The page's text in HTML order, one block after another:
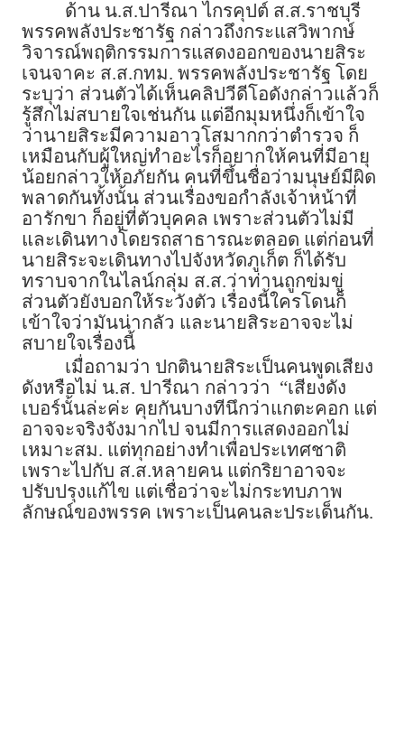
ด้าน น.ส.ปารีณา ไกรคุปต์ ส.ส.ราชบุรี
พรรคพลังประชารัฐ กล่าวถึงกระแสวิพากษ์
วิจารณ์พฤติกรรมการแสดงออกของนายสิระ
เจนจาคะ ส.ส.กทม. พรรคพลังประชารัฐ โดย
ระบุว่า ส่วนตัวได้เห็นคลิปวีดีโอดังกล่าวแล้วก็
รู้สึกไม่สบายใจเช่นกัน แต่อีกมุมหนึ่งก็เข้าใจ
ว่านายสิระมีความอาวุโสมากกว่าตำรวจ ก็
เหมือนกับผู้ใหญ่ทำอะไรก็อยากให้คนที่มีอายุ
น้อยกล่าวให้อภัยกัน คนที่ขึ้นชื่อว่ามนุษย์มีผิด
พลาดกันทั้งนั้น ส่วนเรื่องขอกำลังเจ้าหน้าที่
อารักขา ก็อยู่ที่ตัวบุคคล เพราะส่วนตัวไม่มี
และเดินทางโดยรถสาธารณะตลอด แต่ก่อนที่
นายสิระจะเดินทางไปจังหวัดภูเก็ต ก็ได้รับ
ทราบจากในไลน์กลุ่ม ส.ส.ว่าท่านถูกข่มขู่
ส่วนตัวยังบอกให้ระวังตัว เรื่องนี้ใครโดนก็
เข้าใจว่ามันน่ากลัว และนายสิระอาจจะไม่
สบายใจเรื่องนี้
เมื่อถามว่า ปกตินายสิระเป็นคนพูดเสียง
ดังหรือไม่ น.ส. ปารีณา กล่าวว่า “เสียงดัง
เบอร์นั้นล่ะค่ะ คุยกันบางทีนึกว่าแกตะคอก แต่
อาจจะจริงจังมากไป จนมีการแสดงออกไม่
เหมาะสม. แต่ทุกอย่างทำเพื่อประเทศชาติ
เพราะไปกับ ส.ส.หลายคน แต่กริยาอาจจะ
ปรับปรุงแก้ไข แต่เชื่อว่าจะไม่กระทบภาพ
ลักษณ์ของพรรค เพราะเป็นคนละประเด็นกัน.